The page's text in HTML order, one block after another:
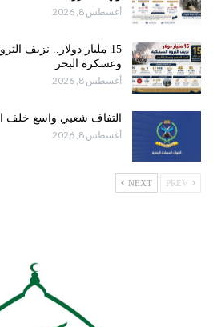
أغسطس 8, 2026
15 مليار دولار.. نزيف
وعسكرة البحر
أغسطس 8, 2026
التفاف شعبي واسع خلف
أغسطس 8, 2026
NEXT